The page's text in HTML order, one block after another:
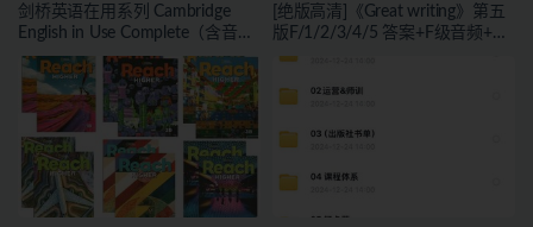
剑桥英语在用系列 Cambridge
English in Use Complete（含音
频）
[绝版高清]《Great writing》第五
版F/1/2/3/4/5 答案+F级音频+学
生书+教师资源 共6级